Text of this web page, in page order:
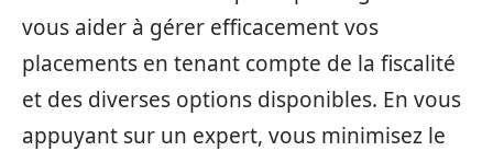
vous aider à gérer efficacement vos
placements en tenant compte de la fiscalité
et des diverses options disponibles. En vous
appuyant sur un expert, vous minimisez le